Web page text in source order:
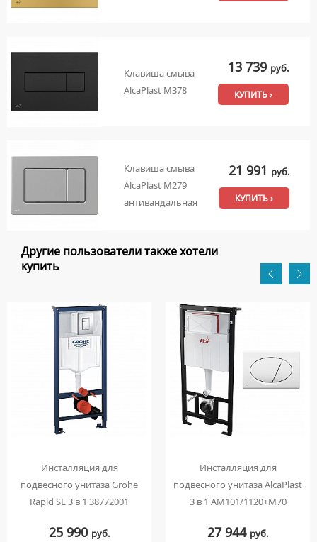
Клавиша смыва
AlcaPlast M378
13 739 руб.
КУПИТЬ ›
Клавиша смыва
AlcaPlast M279
антивандальная
21 991 руб.
КУПИТЬ ›
Другие пользователи также хотели
купить
Инсталляция для
подвесного унитаза Grohe
Rapid SL 3 в 1 38772001
25 990 руб.
Инсталляция для
подвесного унитаза AlcaPlast
3 в 1 AM101/1120+M70
27 944 руб.